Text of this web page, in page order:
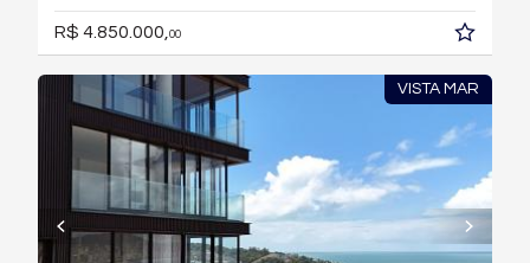
R$ 4.850.000, 00
VISTA MAR